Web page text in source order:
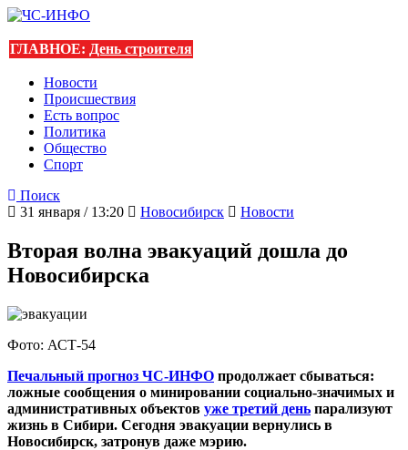
ГЛАВНОЕ: День строителя
Новости
Происшествия
Есть вопрос
Политика
Общество
Спорт
Поиск
31 января / 13:20
Новосибирск Новости
Вторая волна эвакуаций дошла до
Новосибирска
Фото: АСТ-54
Печальный прогноз ЧС-ИНФО продолжает сбываться:
ложные сообщения о минировании социально-значимых и
административных объектов уже третий день парализуют
жизнь в Сибири. Сегодня эвакуации вернулись в
Новосибирск, затронув даже мэрию.